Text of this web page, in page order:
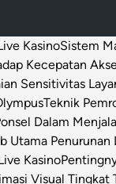
KasinoSistem
Kecepatan
Sensitivitas
Teknik
Dalam
Utama
Kasino
Visual Tingkat